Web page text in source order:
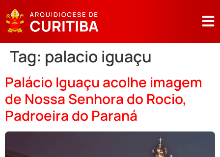
Tag: palacio iguaçu
Palácio Iguaçu acolhe imagem
de Nossa Senhora do Rocio,
Padroeira do Paraná